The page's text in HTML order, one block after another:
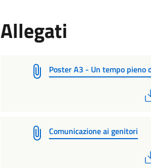
Allegati
Poster A3 - Un tempo pieno
Comunicazione ai genitori